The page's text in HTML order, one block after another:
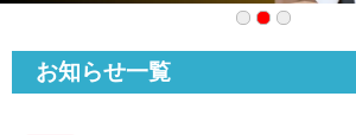
お知らせ一覧